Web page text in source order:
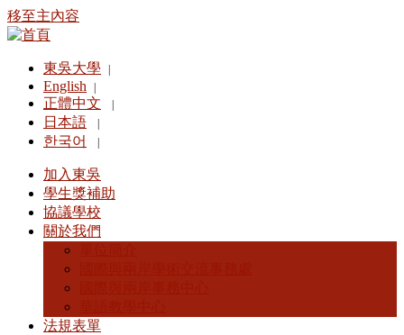
移至主內容
東吳大學
English
正體中文
日本語
한국어
加入東吳
學生獎補助
協議學校
關於我們
法規表單